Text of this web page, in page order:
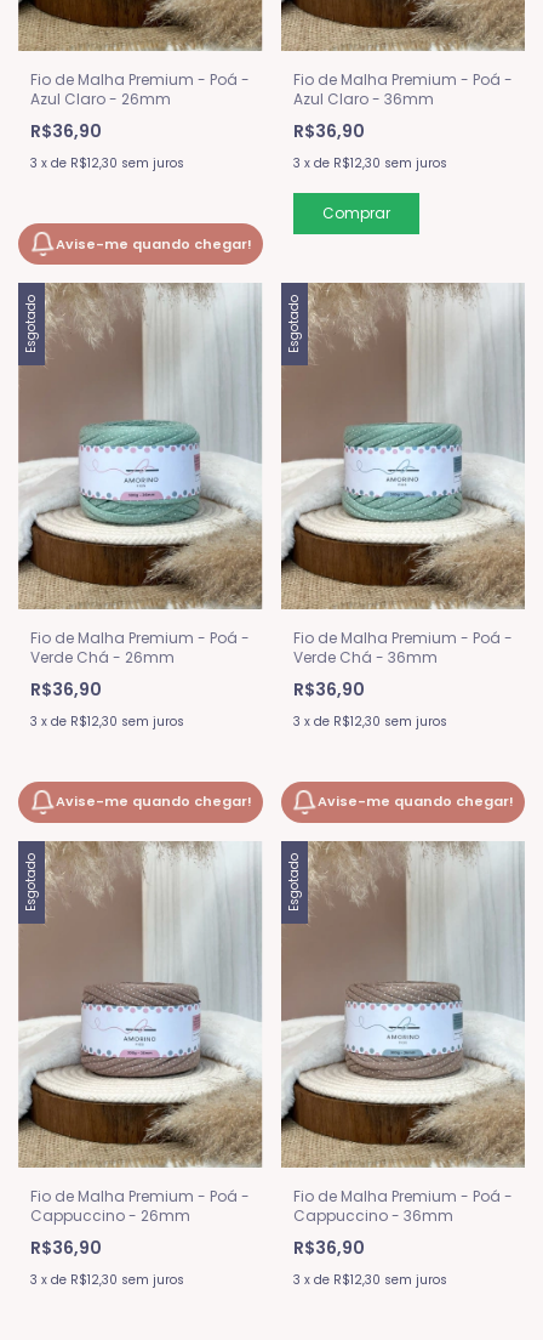
Fio de Malha Premium - Poá -
Azul Claro - 26mm
R$36,90
3 x de R$12,30 sem juros
Avise-me quando chegar!
Fio de Malha Premium - Poá -
Azul Claro - 36mm
R$36,90
3 x de R$12,30 sem juros
Esgotado
Fio de Malha Premium - Poá -
Verde Chá - 26mm
R$36,90
3 x de R$12,30 sem juros
Avise-me quando chegar!
Esgotado
Fio de Malha Premium - Poá -
Verde Chá - 36mm
R$36,90
3 x de R$12,30 sem juros
Avise-me quando chegar!
Esgotado
Fio de Malha Premium - Poá -
Cappuccino - 26mm
R$36,90
3 x de R$12,30 sem juros
Esgotado
Fio de Malha Premium - Poá -
Cappuccino - 36mm
R$36,90
3 x de R$12,30 sem juros